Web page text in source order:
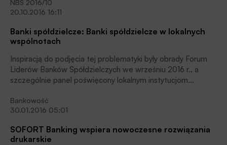
Internetu, komputerów i urządzeń mobilnych, przeniesienie
komunikacji, w znacznej mierze, na ścieżkę elektroniczną,
poprzez e-maile, messengery, smsy i media społecznościowe
zaowocowało koniecznym dostosowaniem prawa,
dotyczącym ochrony danych osobowych i danych wrażliwych.
NBS 2016/10
20.10.2016 16:11
Banki spółdzielcze: Banki spółdzielcze w lokalnych
wspólnotach
Inspiracją do podjęcia tej problematyki były obrady Forum
Liderów Banków Spółdzielczych we wrześniu 2016 r., a
szczególnie panel poświęcony lokalnym instytucjom
także trwająca środowiskowa dyskusja nad modelem polskiej
bankowości spółdzielczej na następne dekady XXI w.
Bankowość
30.01.2016 05:01
SOFORT Banking wspiera nowoczesne rozwiązania
drukarskie